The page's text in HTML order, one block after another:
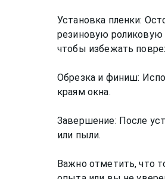
Установка пленки:
резиновую роликовую
чтобы избежать
Обрезка и финиш:
краям окна.
Завершение: После
или пыли.
Важно отметить, что